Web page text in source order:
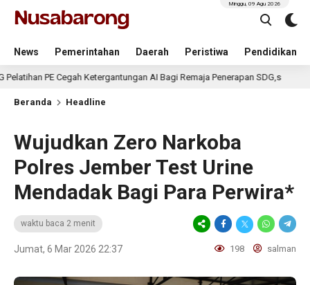
News Pemerintahan Daerah Peristiwa Pendidikan
Minggu, 09 Agu 2026
PE Cegah Ketergantungan AI Bagi Remaja Penerapan SDG,s 5 hari
Beranda Headline
Wujudkan Zero Narkoba
Polres Jember Test Urine
Mendadak Bagi Para Perwira*
waktu baca 2 menit
Jumat, 6 Mar 2026 22:37 198 salman